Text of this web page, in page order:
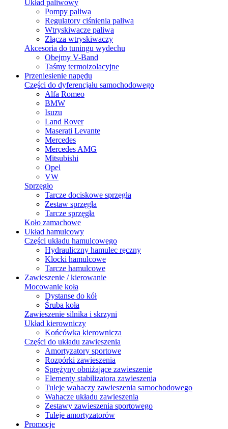
Układ paliwowy
Pompy paliwa
Regulatory ciśnienia paliwa
Wtryskiwacze paliwa
Złącza wtryskiwaczy
Akcesoria do tuningu wydechu
Obejmy V-Band
Taśmy termoizolacyjne
Przeniesienie napędu
Części do dyferencjału samochodowego
Alfa Romeo
BMW
Isuzu
Land Rover
Maserati Levante
Mercedes
Mercedes AMG
Mitsubishi
Opel
VW
Sprzęgło
Tarcze dociskowe sprzęgła
Zestaw sprzęgła
Tarcze sprzęgła
Koło zamachowe
Układ hamulcowy
Części układu hamulcowego
Hydrauliczny hamulec ręczny
Klocki hamulcowe
Tarcze hamulcowe
Zawieszenie / kierowanie
Mocowanie koła
Dystanse do kół
Śruba koła
Zawieszenie silnika i skrzyni
Układ kierowniczy
Końcówka kierownicza
Części do układu zawieszenia
Amortyzatory sportowe
Rozpórki zawieszenia
Sprężyny obniżające zawieszenie
Elementy stabilizatora zawieszenia
Tuleje wahaczy zawieszenia samochodowego
Wahacze układu zawieszenia
Zestawy zawieszenia sportowego
Tuleje amortyzatorów
Promocje